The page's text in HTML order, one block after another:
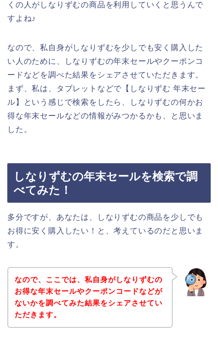
くの人がしなりずむの商品を利用していくと思うんで
すよね♪
なので、私自身がしなりずむを少しでも安く購入した
い人のために、しなりずむの年末セールやクーポンコ
ードなどを調べた結果をシェアさせていただきます。
まず、私は、タブレットなどで【しなりずむ 年末セー
ル】という感じで検索をしたら、しなりずむの何かお
得な年末セールなどの情報がみつかるかも、と思いま
した。
しなりずむの年末セールを検索で調
べてみた！
多分ですが、あなたは、しなりずむの商品を少しでも
お得に安く購入したい！と、考えているのだと思いま
す。
なので、ここでは、私自身がしなりずむの
お得な年末セールやクーポンコードなどが
ないかを調べてみた結果をシェアさせてい
ただきます。